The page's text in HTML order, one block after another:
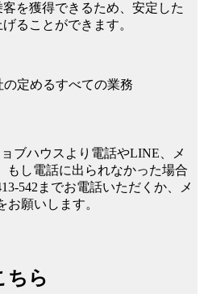
客を獲得できるため、安定した
ることができます。
定めるすべての業務
ブハウスより電話やLINE、メ
もし電話に出られなかった場合
542までお電話いただくか、メ
願いします。
ちら